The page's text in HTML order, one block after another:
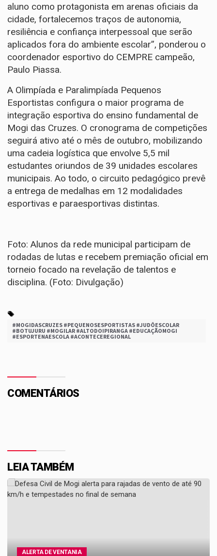
aluno como protagonista em arenas oficiais da
cidade, fortalecemos traços de autonomia,
resiliência e confiança interpessoal que serão
aplicados fora do ambiente escolar”, ponderou o
coordenador esportivo do CEMPRE campeão,
Paulo Piassa.
A Olimpíada e Paralimpíada Pequenos
Esportistas configura o maior programa de
integração esportiva do ensino fundamental de
Mogi das Cruzes. O cronograma de competições
seguirá ativo até o mês de outubro, mobilizando
uma cadeia logística que envolve 5,5 mil
estudantes oriundos de 39 unidades escolares
municipais. Ao todo, o circuito pedagógico prevê
a entrega de medalhas em 12 modalidades
esportivas e paraesportivas distintas.
Foto: Alunos da rede municipal participam de
rodadas de lutas e recebem premiação oficial em
torneio focado na revelação de talentos e
disciplina. (Foto: Divulgação)
#MOGIDASCRUZES #PEQUENOSESPORTISTAS #JUDÔESCOLAR
#BOTUJURU #MOGILAR #ALTODOIPIRANGA #EDUCAÇÃOMOGI
#ESPORTENAESCOLA #ACONTECEREGIONAL
COMENTÁRIOS
LEIA TAMBÉM
ALERTA DE VENTANIA